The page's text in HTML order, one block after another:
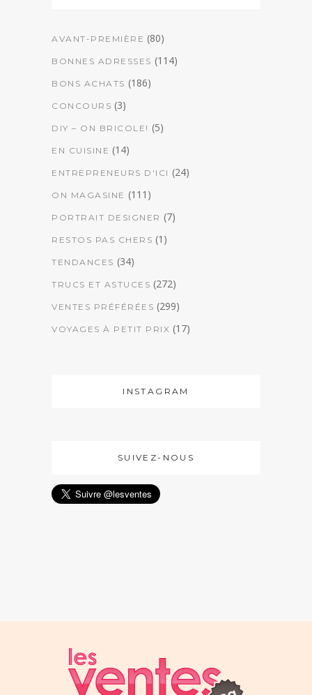
AVANT-PREMIÈRE (80)
BONNES ADRESSES (114)
BONS ACHATS (186)
CONCOURS (3)
DIY – ON BRICOLE! (5)
EN CUISINE (14)
ENTREPRENEURS D'ICI (24)
ON MAGASINE (111)
PORTRAIT DESIGNER (7)
RESTOS PAS CHERS (1)
TENDANCES (34)
TRUCS ET ASTUCES (272)
VENTES PRÉFÉRÉES (299)
VOYAGES À PETIT PRIX (17)
INSTAGRAM
SUIVEZ-NOUS